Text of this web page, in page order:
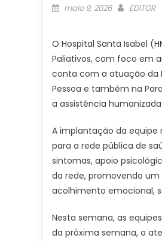
Posted
maio 9, 2026 Author
EDITOR
O Hospital Santa Isabel
Paliativos, com foco em
conta com a atuação da
Pessoa e também na
a assistência
A implantação da
para a rede pública de
sintomas, apoio
da rede, promovendo
acolhimento emocional,
Nesta semana, as
da próxima semana, o